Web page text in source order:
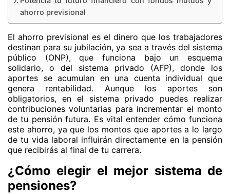
ahorro previsional
El ahorro previsional es el dinero que los trabajadores
destinan para su jubilación, ya sea a través del sistema
público (ONP), que funciona bajo un esquema
solidario, o del sistema privado (AFP), donde los
aportes se acumulan en una cuenta individual que
genera rentabilidad. Aunque los aportes son
obligatorios, en el sistema privado puedes realizar
contribuciones voluntarias para incrementar el monto
de tu pensión futura. Es vital entender cómo funciona
este ahorro, ya que los montos que aportes a lo largo
de tu vida laboral influirán directamente en la pensión
que recibirás al final de tu carrera.
¿Cómo elegir el mejor sistema de
pensiones?